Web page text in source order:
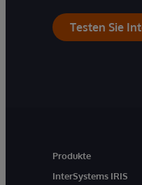
Testen Sie
Produkte
InterSystems IRIS